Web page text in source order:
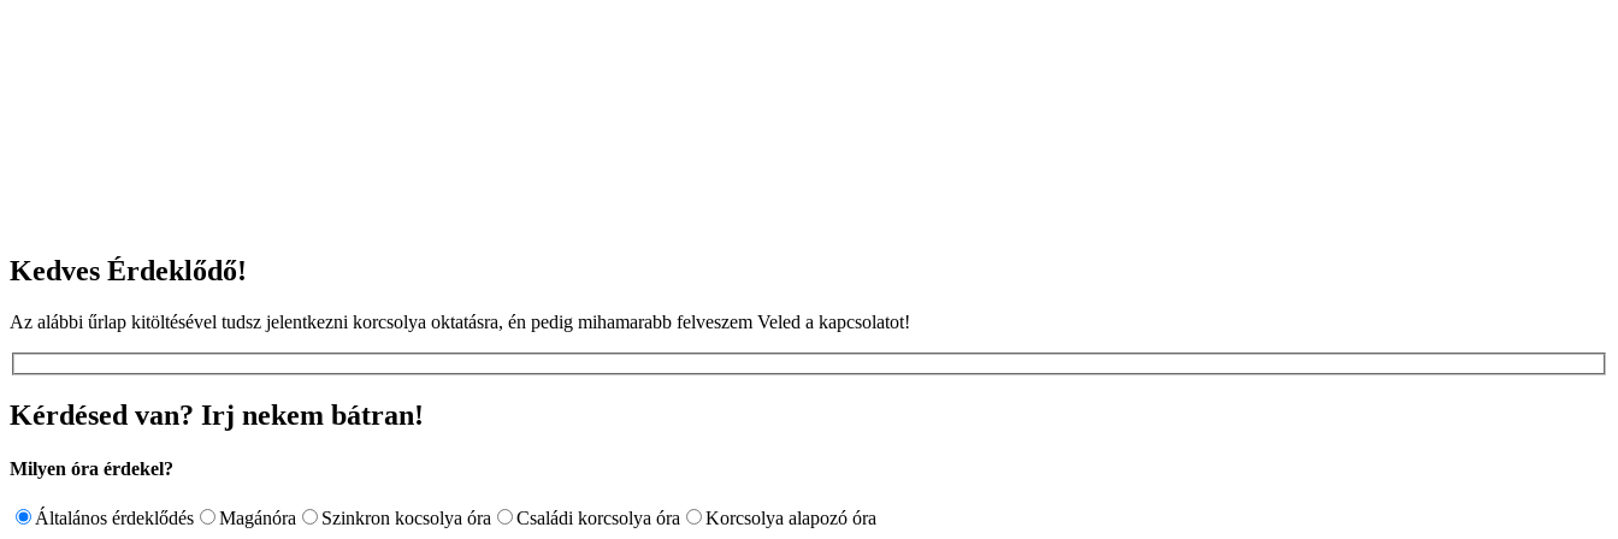
Kedves Érdeklődő!
Az alábbi űrlap kitöltésével tudsz jelentkezni korcsolya oktatásra, én pedig mihamarabb felveszem Veled a kapcsolatot!
Kérdésed van? Irj nekem bátran!
Milyen óra érdekel?
Általános érdeklődés Magánóra Szinkron kocsolya óra Családi korcsolya óra Korcsolya alapozó óra